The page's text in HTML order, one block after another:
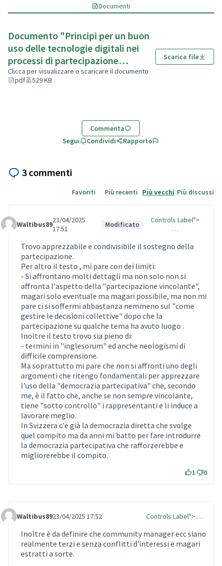
Documenti
Documento "Principi per un buon
uso delle tecnologie digitali nei
processi di partecipazione
pubblica"
Clicca per visualizzare o scaricare il documento
pdf
529 KB
Scarica file
Commenta
Segui
Condividi Rapporto
3 commenti
Favoriti Più recenti Più vecchi Più discussi
Comment Label
Waltibus8923/04/2025
17:51
Modificato
Controls Label">
…
Trovo apprezzabile e condivisibile il sostegno della
partecipazione.
Per altro il testo , mi pare con dei limiti:
- Si affrontano molti dettagli ma non solo non si
affronta l'aspetto della "partecipazione vincolante",
magari solo eventuale ma magari possibile, ma non mi
pare ci si soffermi abbastanza nemmeno sul "come
gestire le decisioni collettive" dopo che la
partecipazione su qualche tema ha avuto luogo .
Inoltre il testo trovo sia pieno di:
- termini in "inglesorum" ed anche neologismi di
difficile comprensione.
Ma soprattutto mi pare che non si affronti uno degli
argomenti che ritengo fondamentali per apprezzare
l'uso della "democrazia partecipativa" che, secondo
me, è il fatto che, anche se non sempre vincolante,
tiene "sotto controllo" i rappresentanti e li induce a
lavorare meglio.
In Svizzera c'è già la democrazia diretta che svolge
quel compito ma da anni mi batto per fare introdurre
la democrazia partecipativa che rafforzerebbe e
migliorerebbe il compito.
1 0
Comment Label
Waltibus8923/04/2025 17:52 Controls Label"> …
Inoltre è da definire che community manager ecc siano
realmente terzi e senza conflitti d'interessi e magari
estratti a sorte.